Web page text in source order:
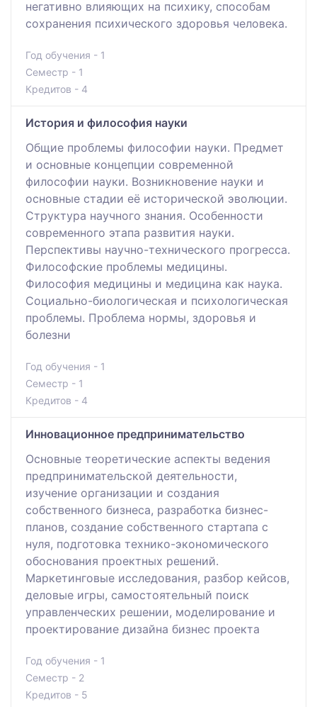
негативно влияющих на психику, способам
сохранения психического здоровья человека.
Год обучения - 1
Семестр - 1
Кредитов - 4
История и философия науки
Общие проблемы философии науки. Предмет
и основные концепции современной
философии науки. Возникновение науки и
основные стадии её исторической эволюции.
Структура научного знания. Особенности
современного этапа развития науки.
Перспективы научно-технического прогресса.
Философские проблемы медицины.
Философия медицины и медицина как наука.
Социально-биологическая и психологическая
проблемы. Проблема нормы, здоровья и
болезни
Год обучения - 1
Семестр - 1
Кредитов - 4
Инновационное предпринимательство
Основные теоретические аспекты ведения
предпринимательской деятельности,
изучение организации и создания
собственного бизнеса, разработка бизнес-
планов, создание собственного стартапа с
нуля, подготовка технико-экономического
обоснования проектных решений.
Маркетинговые исследования, разбор кейсов,
деловые игры, самостоятельный поиск
управленческих решении, моделирование и
проектирование дизайна бизнес проекта
Год обучения - 1
Семестр - 2
Кредитов - 5